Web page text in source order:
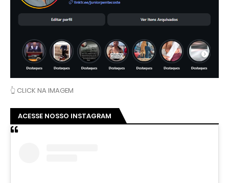
👆 CLICK NA IMAGEM
ACESSE NOSSO INSTAGRAM